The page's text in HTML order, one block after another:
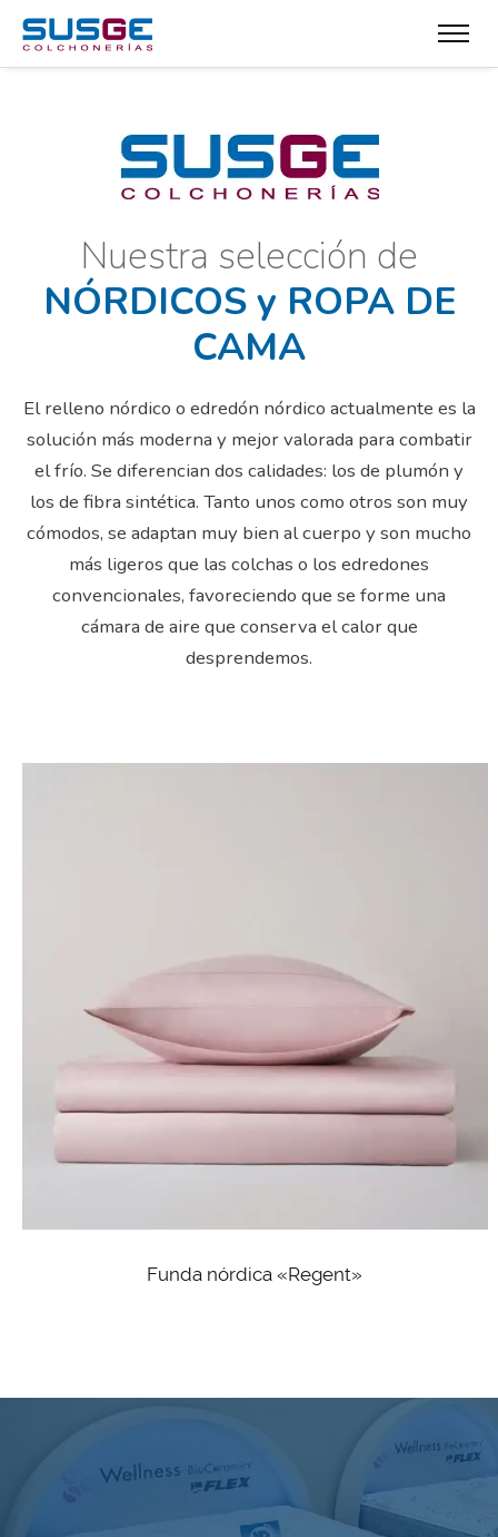
Nuestra selección de
NÓRDICOS y ROPA DE
CAMA
El relleno nórdico o edredón nórdico actualmente es la
solución más moderna y mejor valorada para combatir
el frío. Se diferencian dos calidades: los de plumón y
los de fibra sintética. Tanto unos como otros son muy
cómodos, se adaptan muy bien al cuerpo y son mucho
más ligeros que las colchas o los edredones
convencionales, favoreciendo que se forme una
cámara de aire que conserva el calor que
desprendemos.
Funda nórdica «Regent»